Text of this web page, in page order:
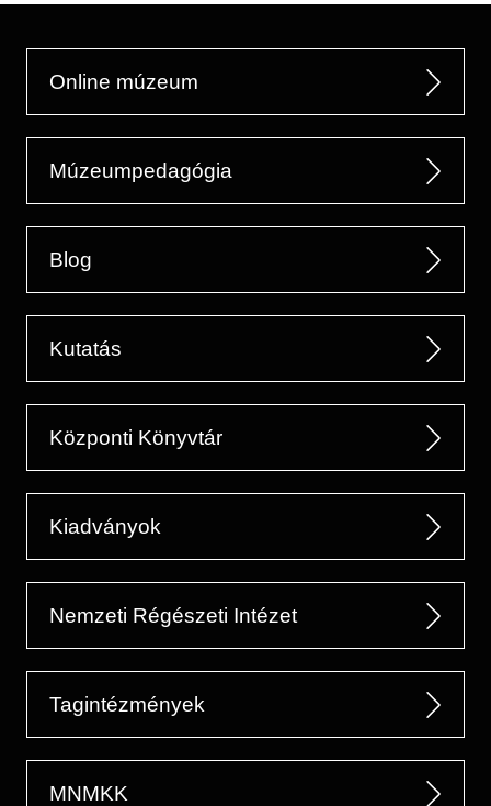
Online múzeum
Múzeumpedagógia
Blog
Kutatás
Központi Könyvtár
Kiadványok
Nemzeti Régészeti Intézet
Tagintézmények
MNMKK